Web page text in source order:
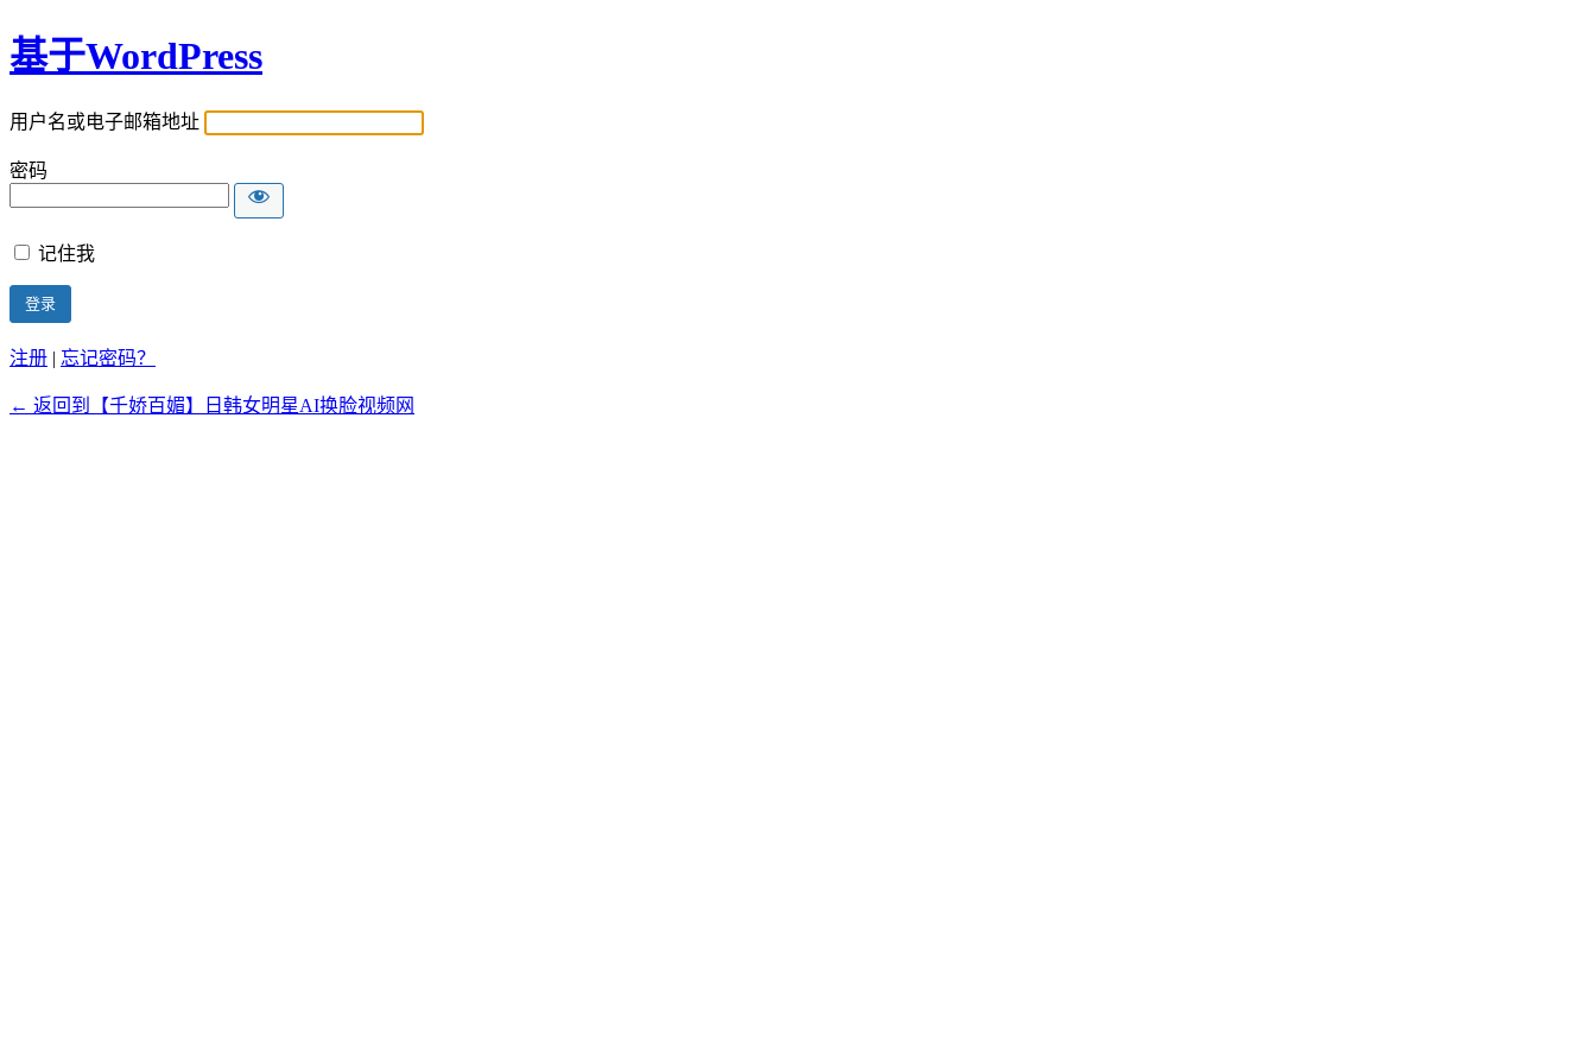
基于WordPress
用户名或电子邮箱地址
密码
记住我
注册 | 忘记密码？
← 返回到【千娇百媚】日韩女明星AI换脸视频网